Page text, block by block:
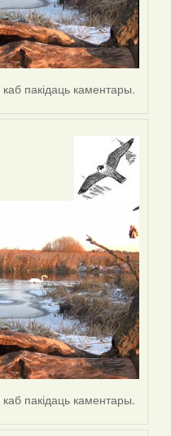
каб пакідаць каментары.
каб пакідаць каментары.